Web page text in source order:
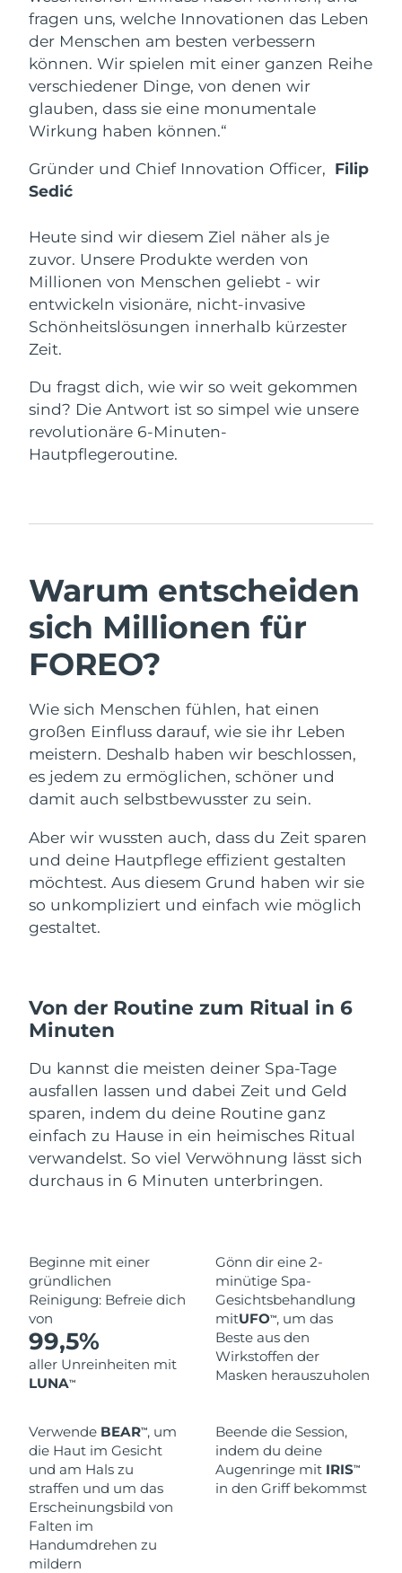
fragen uns, welche Innovationen das Leben
der Menschen am besten verbessern
können. Wir spielen mit einer ganzen Reihe
verschiedener Dinge, von denen wir
glauben, dass sie eine monumentale
Wirkung haben können.“
Gründer und Chief Innovation Officer, Filip
Sedić
Heute sind wir diesem Ziel näher als je
zuvor. Unsere Produkte werden von
Millionen von Menschen geliebt - wir
entwickeln visionäre, nicht-invasive
Schönheitslösungen innerhalb kürzester
Zeit.
Du fragst dich, wie wir so weit gekommen
sind? Die Antwort ist so simpel wie unsere
revolutionäre 6-Minuten-
Hautpflegeroutine.
Warum entscheiden
sich Millionen für
FOREO?
Wie sich Menschen fühlen, hat einen
großen Einfluss darauf, wie sie ihr Leben
meistern. Deshalb haben wir beschlossen,
es jedem zu ermöglichen, schöner und
damit auch selbstbewusster zu sein.
Aber wir wussten auch, dass du Zeit sparen
und deine Hautpflege effizient gestalten
möchtest. Aus diesem Grund haben wir sie
so unkompliziert und einfach wie möglich
gestaltet.
Von der Routine zum Ritual in 6
Minuten
Du kannst die meisten deiner Spa-Tage
ausfallen lassen und dabei Zeit und Geld
sparen, indem du deine Routine ganz
einfach zu Hause in ein heimisches Ritual
verwandelst. So viel Verwöhnung lässt sich
durchaus in 6 Minuten unterbringen.
Beginne mit einer
gründlichen
Reinigung: Befreie dich
von
99,5%
aller Unreinheiten mit
LUNATM
Gönn dir eine 2-
minütige Spa-
Gesichtsbehandlung
mitUFOTM , um das
Beste aus den
Wirkstoffen der
Masken herauszuholen
Verwende BEARTM , um
die Haut im Gesicht
und am Hals zu
straffen und um das
Erscheinungsbild von
Falten im
Handumdrehen zu
mildern
Beende die Session,
indem du deine
Augenringe mit IRISTM
in den Griff bekommst
Saudi-Arabien Erwartete Lieferung8/9/26
Singapur Erwartete Lieferung 8/10/26
Slowakei Erwartete Lieferung
Südafrika
Südkorea Erwartete Lieferung8/10/26
Spanien Erwartete Lieferung
Schweden Erwartete Lieferung8/8/26
Taiwan Erwartete Lieferung8/13/26
Thailand
Vereinigtes
Königreich
Erwartete Lieferung8/8/26
Vereinigte Staaten
Usbekistan
Vietnam Erwartete Lieferung8/14/26